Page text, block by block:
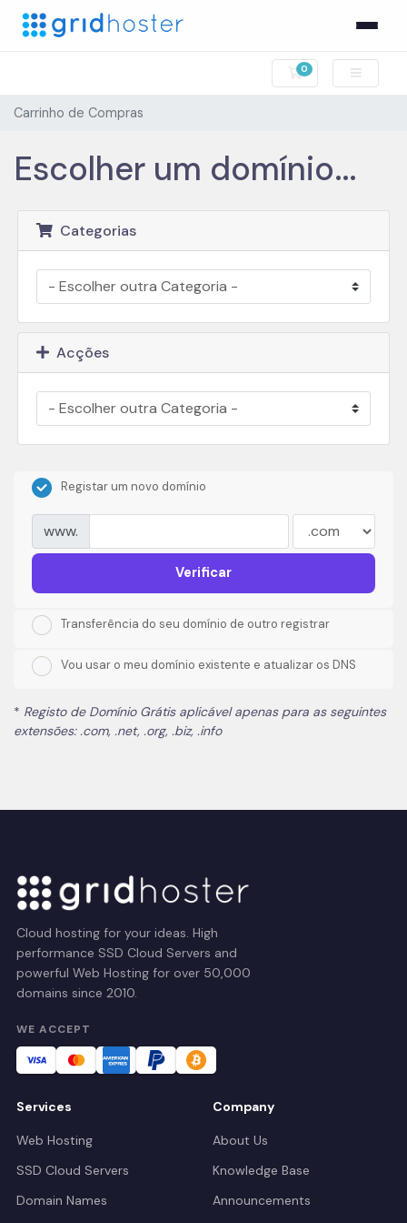
0
Carrinho de
Carrinho de Compras
Escolher um domínio...
Categorias
Acções
Registar um novo domínio
www.
Verificar
Transferência do seu domínio de outro registrar
Vou usar o meu domínio existente e atualizar os DNS
* Registo de Domínio Grátis aplicável apenas para as seguintes
extensões: .com, .net, .org, .biz, .info
Cloud hosting for your ideas. High
performance SSD Cloud Servers and
powerful Web Hosting for over 50,000
domains since 2010.
WE ACCEPT
Services
Web Hosting
SSD Cloud Servers
Domain Names
Company
About Us
Knowledge Base
Announcements